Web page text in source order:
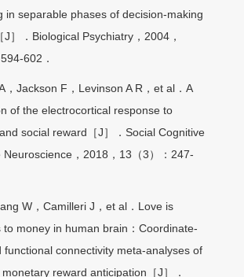
in separable phases of decision-making
J］．Biological Psychiatry，2004，
602．
，Jackson F，Levinson A R，et al．A
of the electrocortical response to
social reward［J］．Social Cognitive
Neuroscience，2018，13（3）：247-
W，Camilleri J，et al．Love is
to money in human brain：Coordinate-
functional connectivity meta-analyses of
reward anticipation［J］．